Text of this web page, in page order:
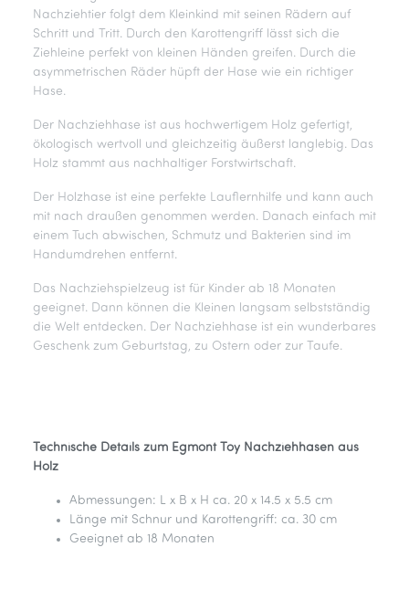
Nachziehtier folgt dem Kleinkind mit seinen Rädern auf
Schritt und Tritt. Durch den Karottengriff lässt sich die
Ziehleine perfekt von kleinen Händen greifen. Durch die
asymmetrischen Räder hüpft der Hase wie ein richtiger
Hase.
Der Nachziehhase ist aus hochwertigem Holz gefertigt,
ökologisch wertvoll und gleichzeitig äußerst langlebig. Das
Holz stammt aus nachhaltiger Forstwirtschaft.
Der Holzhase ist eine perfekte Lauflernhilfe und kann auch
mit nach draußen genommen werden. Danach einfach mit
einem Tuch abwischen, Schmutz und Bakterien sind im
Handumdrehen entfernt.
Das Nachziehspielzeug ist für Kinder ab 18 Monaten
geeignet. Dann können die Kleinen langsam selbstständig
die Welt entdecken. Der Nachziehhase ist ein wunderbares
Geschenk zum Geburtstag, zu Ostern oder zur Taufe.
Technische Details zum Egmont Toy Nachziehhasen aus
Holz
Abmessungen: L x B x H ca. 20 x 14.5 x 5.5 cm
Länge mit Schnur und Karottengriff: ca. 30 cm
Geeignet ab 18 Monaten